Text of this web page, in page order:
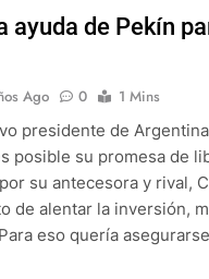
de Pekín
Ago 0
1 Mins
presidente de
posible su promesa de
su antecesora y rival,
de alentar la inversión,
eso quería